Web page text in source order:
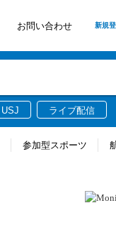
お問い合わせ 新規
USJ ライブ配信
参加型スポーツ